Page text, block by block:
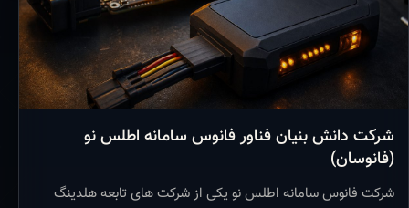
شرکت دانش بنیان فناور فانوس سامانه اطلس نو
(فانوسان)
شرکت فانوس سامانه اطلس نو یکی از شرکت های تابعه هلدینگ